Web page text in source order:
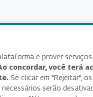
e prover serviços
concordar, você terá
Se clicar em "Rejeitar", os
serão